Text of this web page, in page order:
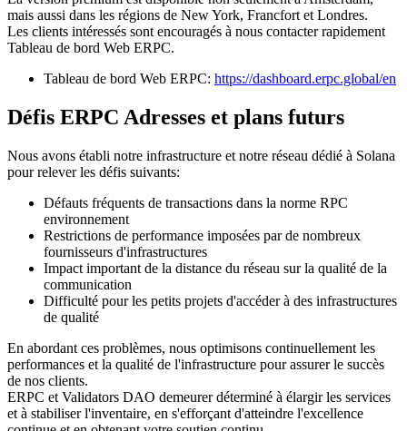
mais aussi dans les régions de New York, Francfort et Londres.
Les clients intéressés sont encouragés à nous contacter rapidement
Tableau de bord Web ERPC.
Tableau de bord Web ERPC: https://dashboard.erpc.global/en
Défis ERPC Adresses et plans futurs
Nous avons établi notre infrastructure et notre réseau dédié à Solana
pour relever les défis suivants:
Défauts fréquents de transactions dans la norme RPC
environnement
Restrictions de performance imposées par de nombreux
fournisseurs d'infrastructures
Impact important de la distance du réseau sur la qualité de la
communication
Difficulté pour les petits projets d'accéder à des infrastructures
de qualité
En abordant ces problèmes, nous optimisons continuellement les
performances et la qualité de l'infrastructure pour assurer le succès
de nos clients.
ERPC et Validators DAO demeurer déterminé à élargir les services
et à stabiliser l'inventaire, en s'efforçant d'atteindre l'excellence